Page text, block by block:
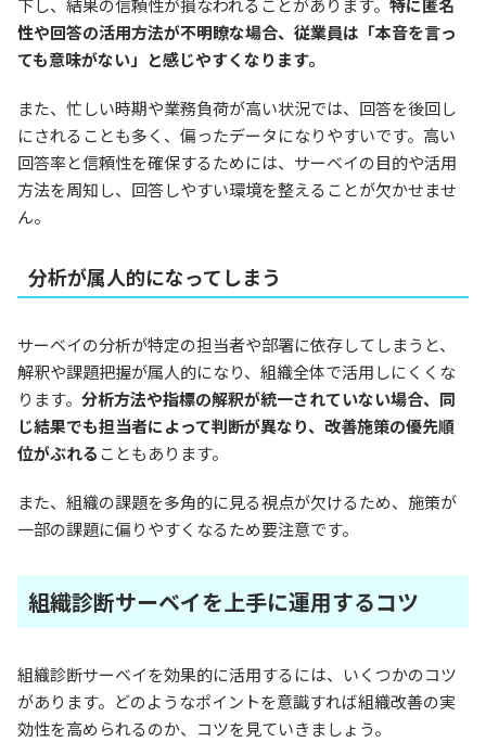
下し、結果の信頼性が損なわれることがあります。 特に匿名
性や回答の活用方法が不明瞭な場合、従業員は「本音を言っ
ても意味がない」と感じやすくなります。
また、忙しい時期や業務負荷が高い状況では、回答を後回し
にされることも多く、偏ったデータになりやすいです。高い
回答率と信頼性を確保するためには、サーベイの目的や活用
方法を周知し、回答しやすい環境を整えることが欠かせませ
ん。
分析が属人的になってしまう
サーベイの分析が特定の担当者や部署に依存してしまうと、
解釈や課題把握が属人的になり、組織全体で活用しにくくな
ります。 分析方法や指標の解釈が統一されていない場合、同
じ結果でも担当者によって判断が異なり、改善施策の優先順
位がぶれることもあります。
また、組織の課題を多角的に見る視点が欠けるため、施策が
一部の課題に偏りやすくなるため要注意です。
組織診断サーベイを上手に運用するコツ
組織診断サーベイを効果的に活用するには、いくつかのコツ
があります。どのようなポイントを意識すれば組織改善の実
効性を高められるのか、コツを見ていきましょう。